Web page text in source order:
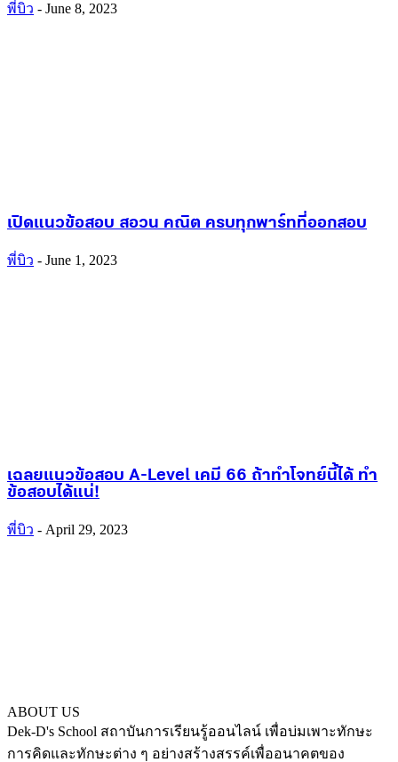
พี่บิว - June 8, 2023
เปิดแนวข้อสอบ สอวน คณิต ครบทุกพาร์ทที่ออกสอบ
พี่บิว - June 1, 2023
เฉลยแนวข้อสอบ A-Level เคมี 66 ถ้าทำโจทย์นี้ได้ ทำ
ข้อสอบได้แน่!
พี่บิว - April 29, 2023
ABOUT US
Dek-D's School สถาบันการเรียนรู้ออนไลน์ เพื่อบ่มเพาะทักษะ
การคิดและทักษะต่าง ๆ อย่างสร้างสรรค์เพื่ออนาคตของ